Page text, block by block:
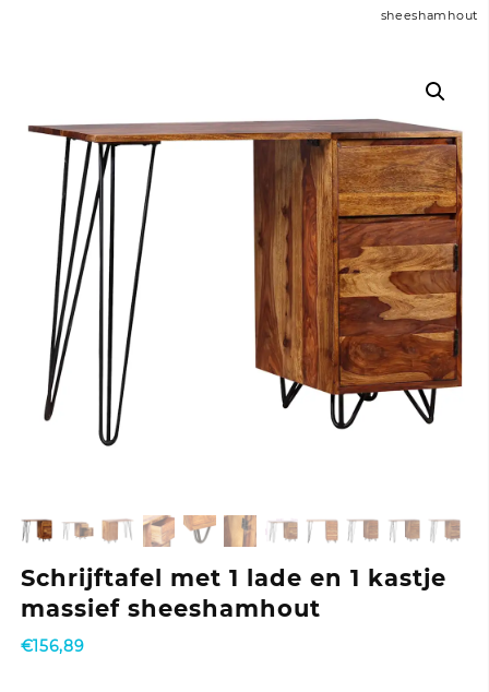
sheeshamhout
Schrijftafel met 1 lade en 1 kastje
massief sheeshamhout
€156,89